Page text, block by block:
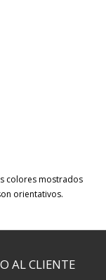
colores mostrados
orientativos.
AL CLIENTE